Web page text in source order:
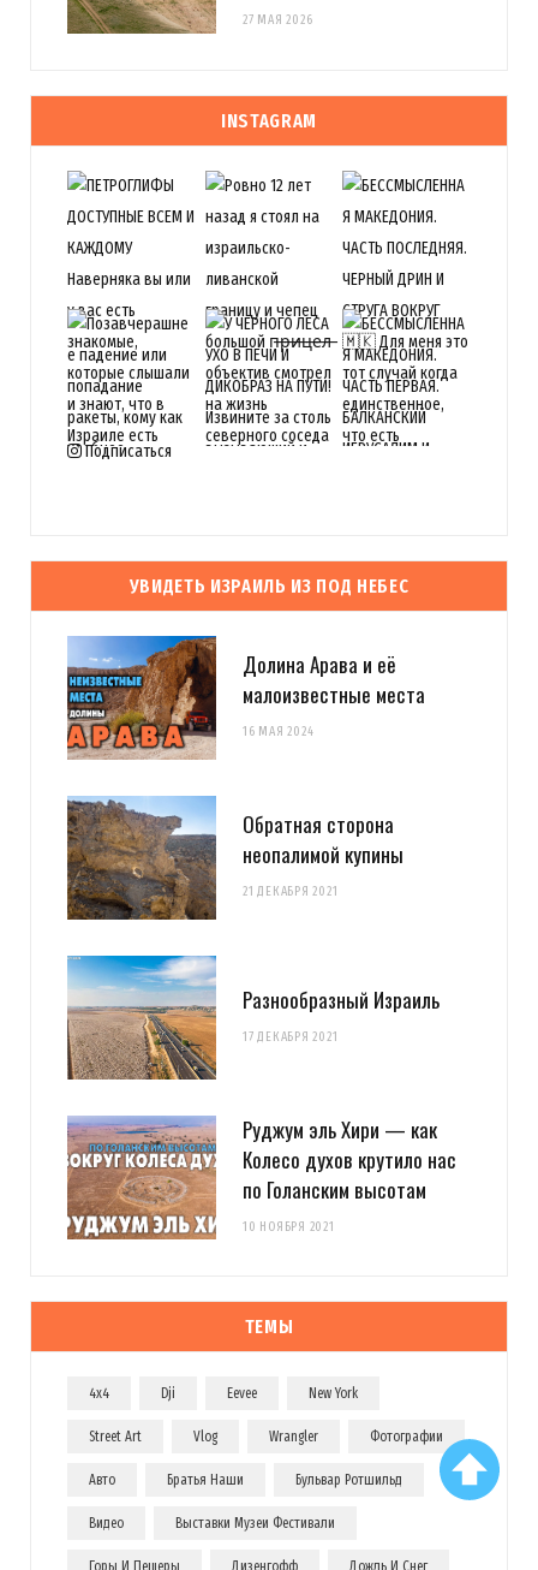
27 МАЯ 2026
INSTAGRAM
Подписаться
УВИДЕТЬ ИЗРАИЛЬ ИЗ ПОД НЕБЕС
Долина Арава и её
малоизвестные места
16 МАЯ 2024
Обратная сторона
неопалимой купины
21 ДЕКАБРЯ 2021
Разнообразный Израиль
17 ДЕКАБРЯ 2021
Руджум эль Хири — как
Колесо духов крутило нас
по Голанским высотам
10 НОЯБРЯ 2021
ТЕМЫ
4x4 Dji Eevee New York
Street Art Vlog Wrangler Фотографии
Авто Братья Наши Бульвар Ротшильд
Видео Выставки Музеи Фестивали